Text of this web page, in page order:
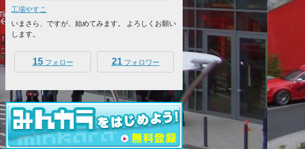
工場やすこ
いまさら、ですが、始めてみます。 よろしくお願い
します。
15フォロー 21フォロワー